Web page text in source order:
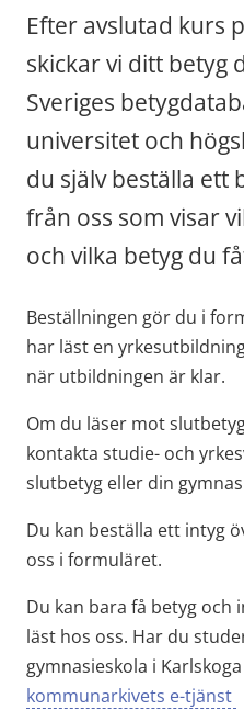
Efter avslutad kurs
skickar vi ditt betyg
Sveriges
universitet och
du själv beställa ett
från oss som visar
och vilka betyg du
Beställningen gör du i
har läst en
när utbildningen är klar.
Om du läser mot
kontakta studie- och
slutbetyg eller din
​Du kan beställa ett intyg
oss i formuläret.
Du kan bara få betyg och
läst hos oss. Har du
kommunarkivets e-tjänst